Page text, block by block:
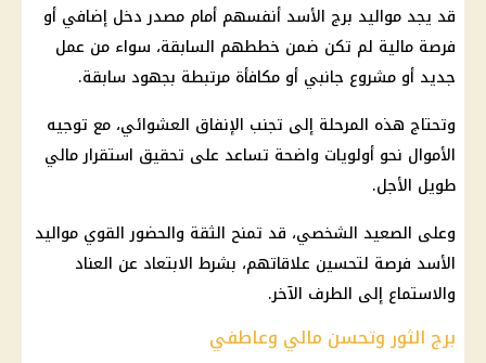
قد يجد مواليد برج الأسد أنفسهم أمام مصدر دخل إضافي أو
فرصة مالية لم تكن ضمن خططهم السابقة، سواء من عمل
جديد أو مشروع جانبي أو مكافأة مرتبطة بجهود سابقة.
وتحتاج هذه المرحلة إلى تجنب الإنفاق العشوائي، مع توجيه
الأموال نحو أولويات واضحة تساعد على تحقيق استقرار مالي
طويل الأجل.
وعلى الصعيد الشخصي، قد تمنح الثقة والحضور القوي مواليد
الأسد فرصة لتحسين علاقاتهم، بشرط الابتعاد عن العناد
والاستماع إلى الطرف الآخر.
برج الثور وتحسن مالي وعاطفي